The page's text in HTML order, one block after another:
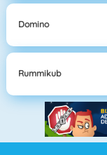
Domino
Rummikub